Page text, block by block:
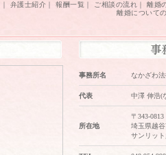
弁護士紹介 報酬一覧 ご相談の流れ 離婚
離婚について
事務所名 なかざわ
代表 中澤 伸浩(
所在地
〒343-0813
埼玉県越
サンリッ